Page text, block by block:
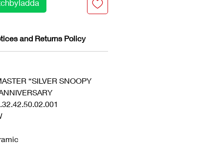
and Returns Policy
“SILVER SNOOPY